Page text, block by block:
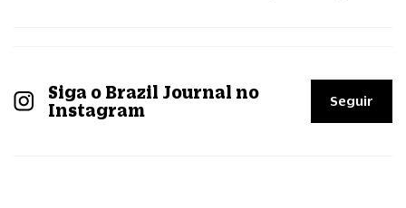
Siga o Brazil Journal no
Instagram
Seguir